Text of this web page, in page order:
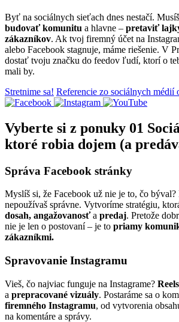
Byť na sociálnych sieťach dnes nestačí.
budovať komunitu a hlavne – pretaviť
zákazníkov. Ak tvoj firemný účet na
alebo Facebook stagnuje, máme riešenie. V
dostať tvoju značku do feedov ľudí, ktorí o
mali by.
Stretnime sa! Referencie zo sociálnych médií
Vyberte si z ponuky 01
ktoré robia dojem (a
Správa Facebook stránky
Myslíš si, že Facebook už nie je to, čo
nepoužívaš správne. Vytvoríme stratégiu,
dosah, angažovanosťa predaj. Pretože
nie je len o postovaní – je to priamy
zákazníkmi.
Spravovanie Instagramu
Vieš, čo najviac funguje na Instagrame?
a prepracované vizuály. Postaráme sa o
firemného Instagramu, od vytvorenia
na komentáre a správy.